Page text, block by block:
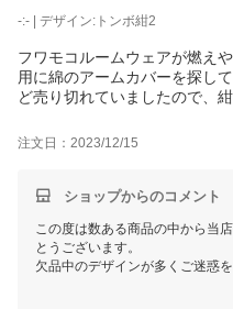
-:- | デザイン:トンボ紺2
フワモコルームウェアが燃え
用に綿のアームカバーを探し
ど売り切れていましたので、
手ですが、パッと見は小花柄
製も生地もしっかりしていて
注文日：2023/12/15
ショップからのコメント
この度は数ある商品の中から当
とうございます。
欠品中のデザインが多くご迷惑
今後入荷予定がございますので